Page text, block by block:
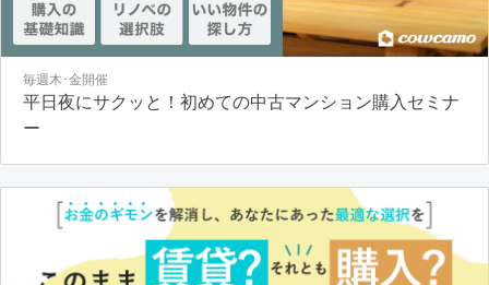
毎週木･金開催
平日夜にサクッと！初めての中古マンション購入セミナ
ー